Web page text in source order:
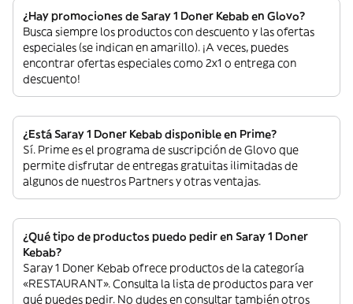
¿Hay promociones de Saray 1 Doner Kebab en Glovo?
Busca siempre los productos con descuento y las ofertas
especiales (se indican en amarillo). ¡A veces, puedes
encontrar ofertas especiales como 2x1 o entrega con
descuento!
¿Está Saray 1 Doner Kebab disponible en Prime?
Sí. Prime es el programa de suscripción de Glovo que
permite disfrutar de entregas gratuitas ilimitadas de
algunos de nuestros Partners y otras ventajas.
¿Qué tipo de productos puedo pedir en Saray 1 Doner
Kebab?
Saray 1 Doner Kebab ofrece productos de la categoría
«RESTAURANT». Consulta la lista de productos para ver
qué puedes pedir. No dudes en consultar también otros